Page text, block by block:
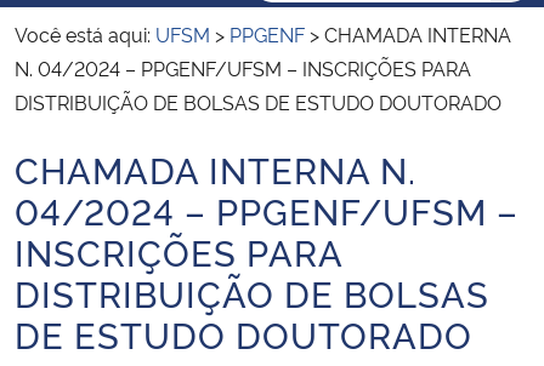
Ministério das Relações Exteriores
Ministério da Economia
Ministério da Infraestrutura
Ministério da Agricultura, Pecuária e Abastecimento
Ministério da Educação
Ministério da Cidadania
Você está aqui: UFSM > PPGENF >CHAMADA INTERNA
N. 04/2024 – PPGENF/UFSM – INSCRIÇÕES PARA
DISTRIBUIÇÃO DE BOLSAS DE ESTUDO DOUTORADO
Início do conteúdo
CHAMADA INTERNA N.
04/2024 – PPGENF/UFSM –
INSCRIÇÕES PARA
DISTRIBUIÇÃO DE BOLSAS
DE ESTUDO DOUTORADO